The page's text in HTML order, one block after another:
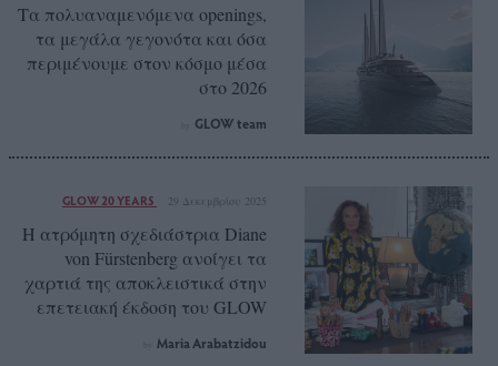
Τα πολυαναμενόμενα openings,
τα μεγάλα γεγονότα και όσα
περιμένουμε στον κόσμο μέσα
στο 2026
GLOW team
GLOW 20 YEARS 29 Δεκεμβρίου 2025
Η ατρόμητη σχεδιάστρια Diane
von Fürstenberg ανοίγει τα
χαρτιά της αποκλειστικά στην
επετειακή έκδοση του GLOW
Maria Arabatzidou